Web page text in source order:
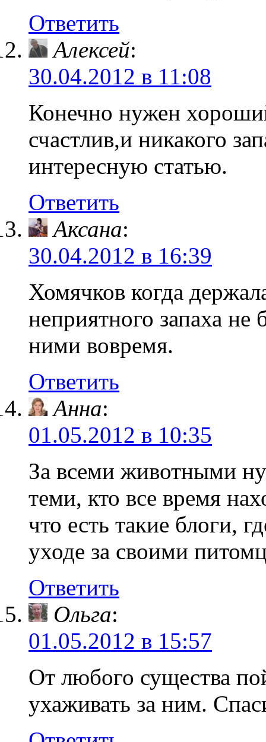
Ответить
Алексей:
30.04.2012 в 11:08
Конечно нужен
счастлив,и никакого
интересную статью.
Ответить
Аксана:
30.04.2012 в 16:39
Хомячков когда
неприятного запаха не
ними вовремя.
Ответить
Анна:
01.05.2012 в 10:35
За всеми животными
теми, кто все время
что есть такие блоги,
уходе за своими
Ответить
Ольга:
01.05.2012 в 15:57
От любого существа
ухаживать за ним.